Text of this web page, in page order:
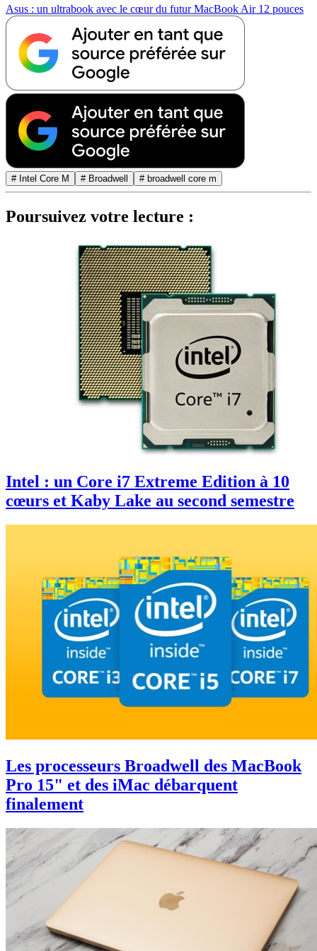
Asus : un ultrabook avec le cœur du futur MacBook Air 12 pouces
# Intel Core M # Broadwell # broadwell core m
Poursuivez votre lecture :
Intel : un Core i7 Extreme Edition à 10
cœurs et Kaby Lake au second semestre
Les processeurs Broadwell des MacBook
Pro 15" et des iMac débarquent
finalement